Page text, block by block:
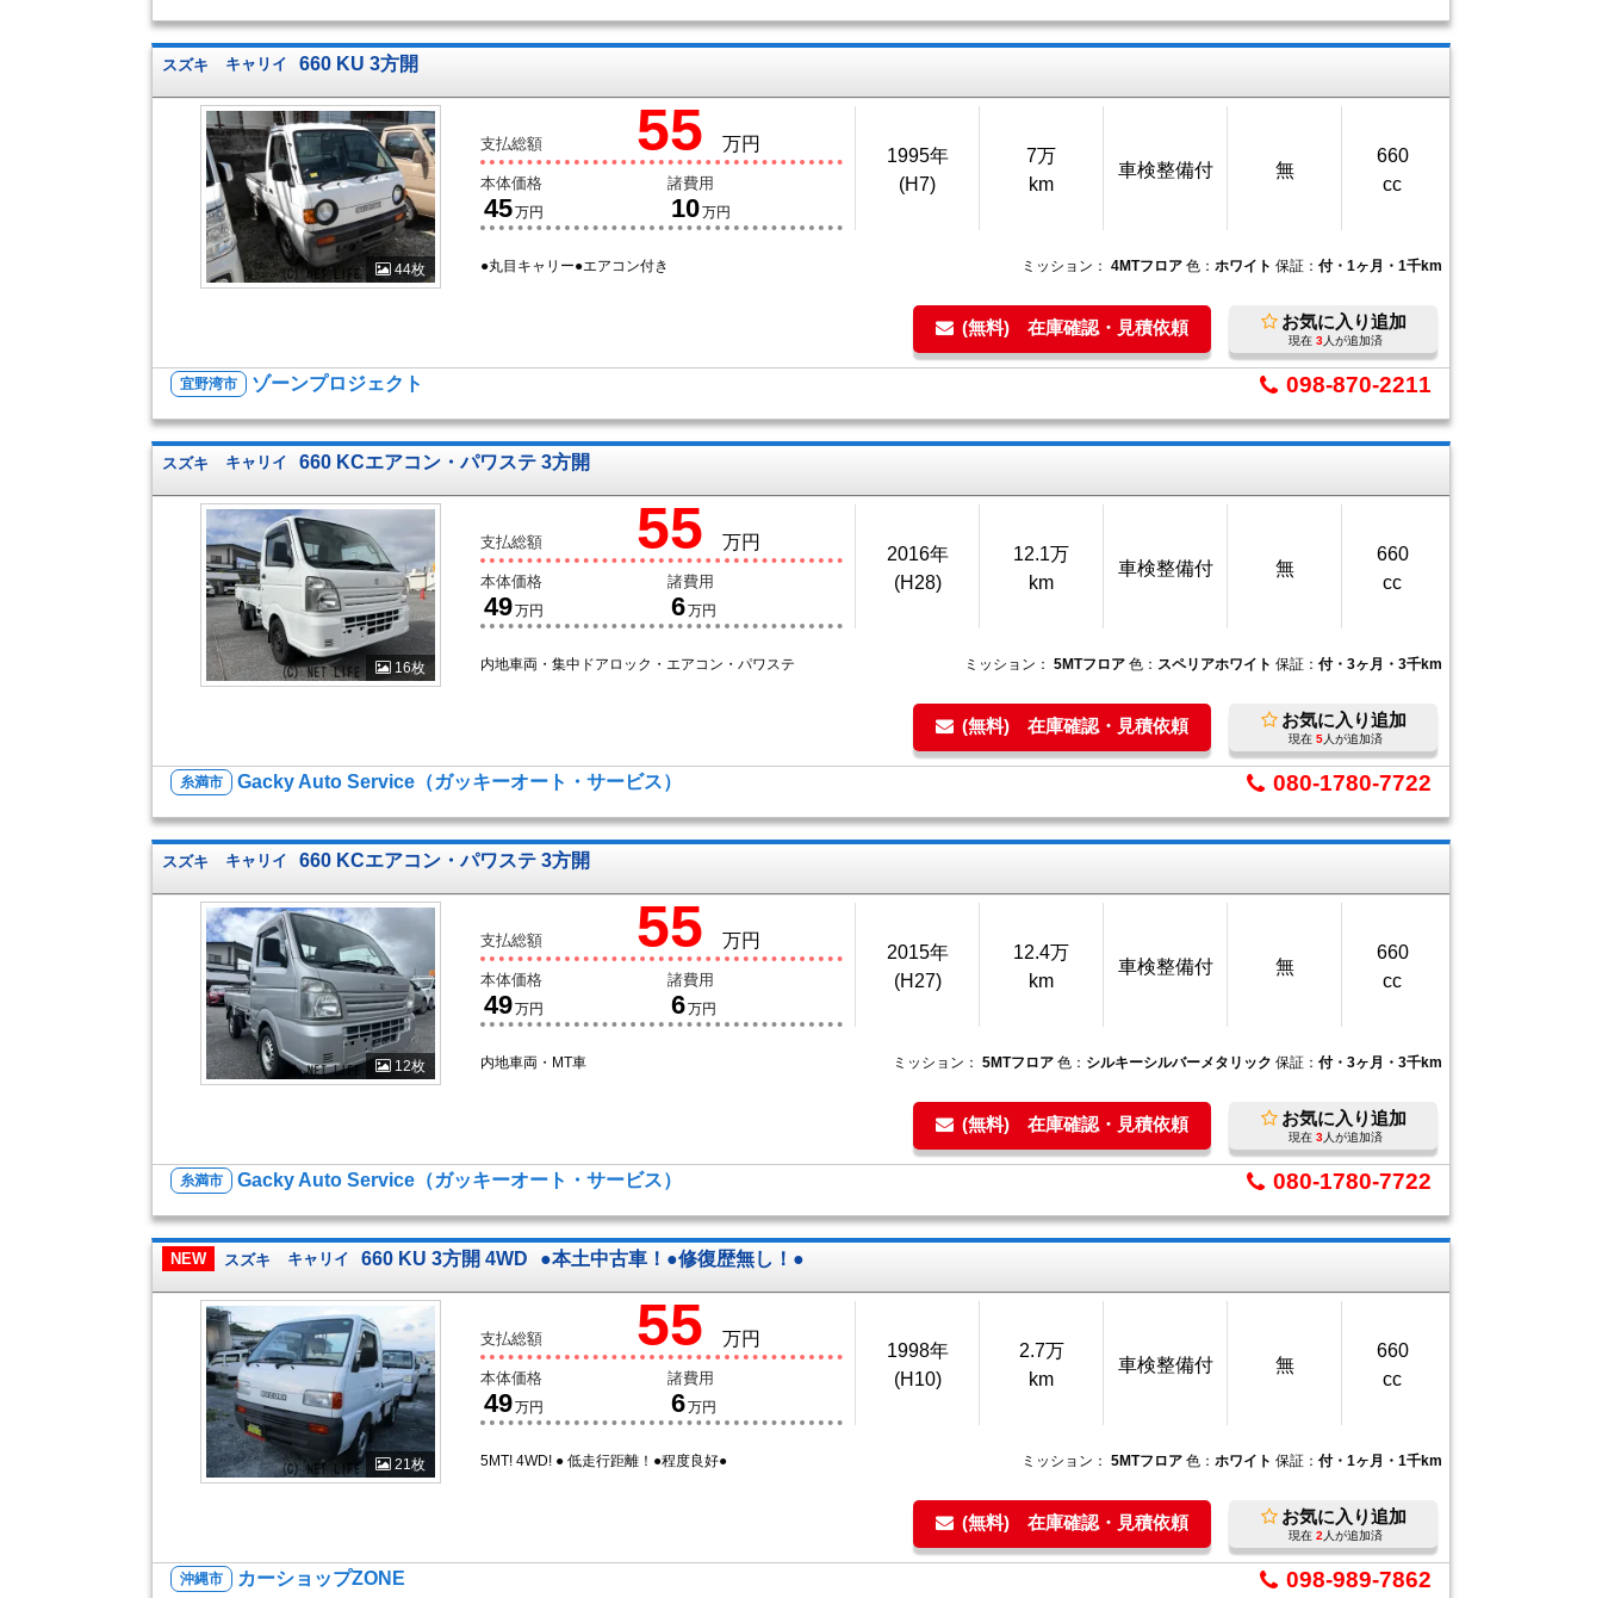
スズキ キャリイ 660 KU 3方開
44枚
支払総額 55 万円
本体価格
45万円
諸費用
10万円
1995年
(H7)
7万
km
車検整備付 無
660
cc
●丸目キャリー●エアコン付き ミッション： 4MTフロア 色： ホワイト 保証： 付・1ヶ月・1千km
(無料) 在庫確認・見積依頼 お気に入り追加
現在 3人が追加済
宜野湾市 ゾーンプロジェクト 098-870-2211
スズキ キャリイ 660 KCエアコン・パワステ 3方開
16枚
支払総額 55 万円
本体価格
49万円
諸費用
6万円
2016年
(H28)
12.1万
km
車検整備付 無
660
cc
内地車両・集中ドアロック・エアコン・パワステ ミッション： 5MTフロア 色： スペリアホワイト 保証： 付・3ヶ月・3千km
(無料) 在庫確認・見積依頼 お気に入り追加
現在 5人が追加済
糸満市 Gacky Auto Service（ガッキーオート・サービス） 080-1780-7722
スズキ キャリイ 660 KCエアコン・パワステ 3方開
12枚
支払総額 55 万円
本体価格
49万円
諸費用
6万円
2015年
(H27)
12.4万
km
車検整備付 無
660
cc
内地車両・MT車 ミッション： 5MTフロア 色： シルキーシルバーメタリック 保証： 付・3ヶ月・3千km
(無料) 在庫確認・見積依頼 お気に入り追加
現在 3人が追加済
糸満市 Gacky Auto Service（ガッキーオート・サービス） 080-1780-7722
NEW スズキ キャリイ 660 KU 3方開 4WD ●本土中古車！●修復歴無し！●
21枚
支払総額 55 万円
本体価格
49万円
諸費用
6万円
1998年
(H10)
2.7万
km
車検整備付 無
660
cc
5MT! 4WD! ● 低走行距離！●程度良好● ミッション： 5MTフロア 色： ホワイト 保証： 付・1ヶ月・1千km
(無料) 在庫確認・見積依頼 お気に入り追加
現在 2 人が追加済
沖縄市 カーショップZONE 098-989-7862